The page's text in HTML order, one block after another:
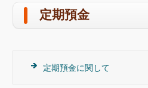
定期預金
定期預金に関して